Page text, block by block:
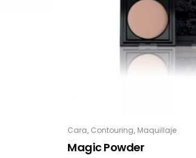
Cara, Contouring, Maquillaje
Magic Powder